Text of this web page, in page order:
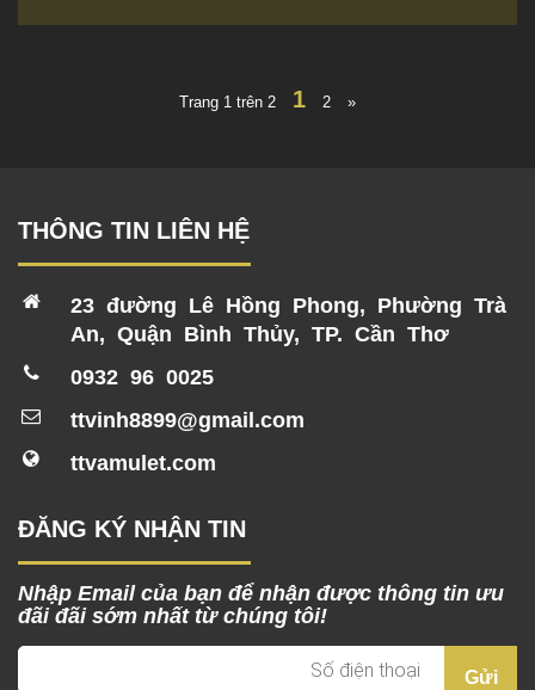
Trang 1 trên 2 1 2 »
THÔNG TIN LIÊN HỆ
23 đường Lê Hồng Phong, Phường Trà
An, Quận Bình Thủy, TP. Cần Thơ
0932 96 0025
ttvinh8899@gmail.com
ttvamulet.com
ĐĂNG KÝ NHẬN TIN
Nhập Email của bạn để nhận được thông tin ưu
đãi đãi sớm nhất từ chúng tôi!